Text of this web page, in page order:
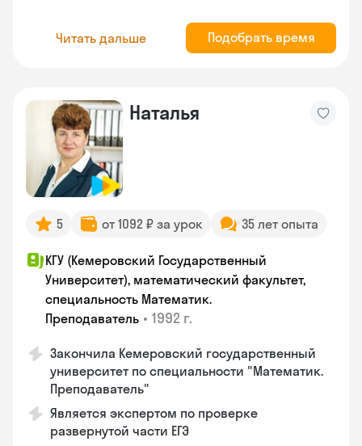
Читать дальше Подобрать время
Наталья
5 от 1092 ₽ за урок 35 лет опыта
КГУ (Кемеровский Государственный
Университет), математический факультет,
специальность Математик.
Преподаватель • 1992 г.
Закончила Кемеровский государственный
университет по специальности "Математик.
Преподаватель"
Является экспертом по проверке
развернутой части ЕГЭ